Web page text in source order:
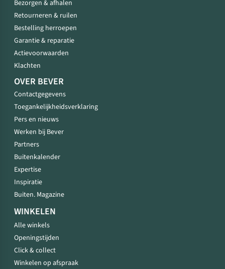
Bezorgen & afhalen
Retourneren & ruilen
Bestelling herroepen
Garantie & reparatie
Actievoorwaarden
Klachten
OVER BEVER
Contactgegevens
Toegankelijkheidsverklaring
Pers en nieuws
Werken bij Bever
Partners
Buitenkalender
Expertise
Inspiratie
Buiten. Magazine
WINKELEN
Alle winkels
Openingstijden
Click & collect
Winkelen op afspraak